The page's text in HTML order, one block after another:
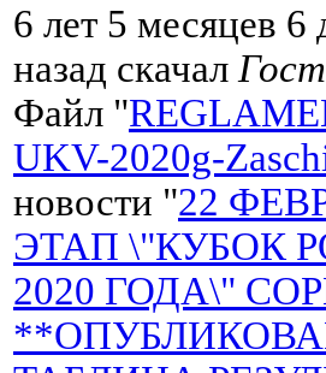
6 лет 5 месяцев
назад скачал
Файл "
UKV-2020g-
новости "22
ЭТАП \"КУБОК
2020 ГОДА\"